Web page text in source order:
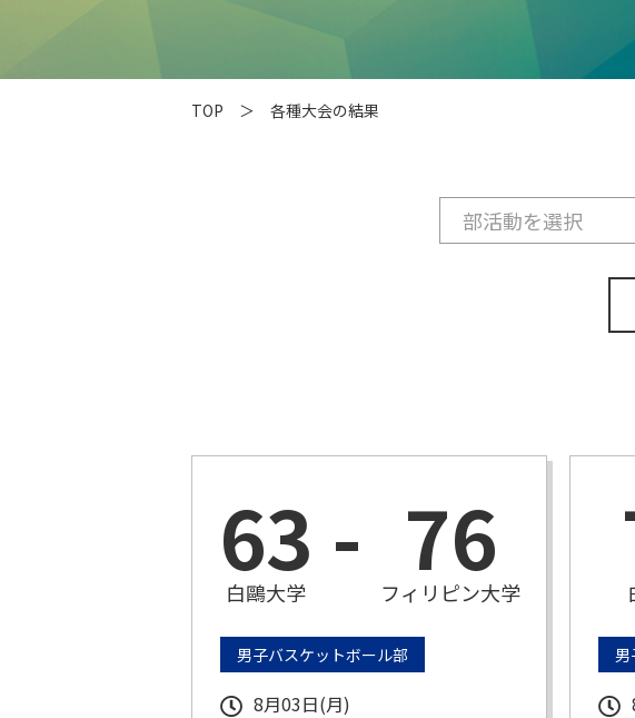
TOP 各種大会の結果
63
白鷗大学 - 76
フィリピン大学
男子バスケットボール部
8月03日(月)
男